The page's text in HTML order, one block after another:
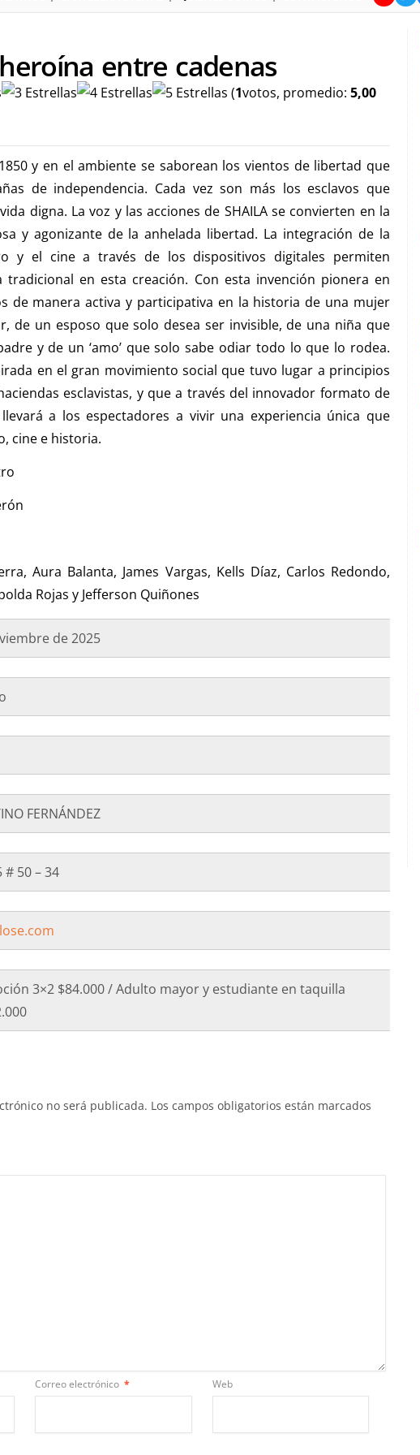
entre cadenas
(1votos, promedio: 5,00
y en el ambiente se saborean los vientos de libertad que
de independencia. Cada vez son más los esclavos que
digna. La voz y las acciones de SHAILA se convierten en la
y agonizante de la anhelada libertad. La integración de la
y el cine a través de los dispositivos digitales permiten
tradicional en esta creación. Con esta invención pionera en
de manera activa y participativa en la historia de una mujer
de un esposo que solo desea ser invisible, de una niña que
y de un ‘amo’ que solo sabe odiar todo lo que lo rodea.
en el gran movimiento social que tuvo lugar a principios
esclavistas, y que a través del innovador formato de
a los espectadores a vivir una experiencia única que
cine e historia.
Aura Balanta, James Vargas, Kells Díaz, Carlos Redondo,
Rojas y Jefferson Quiñones
de 2025
FERNÁNDEZ
# 50 – 34
3×2 $84.000 / Adulto mayor y estudiante en taquilla
no será publicada. Los campos obligatorios están marcados
Correo electrónico * Web